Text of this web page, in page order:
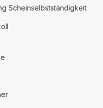
Scheinselbstständigkeit